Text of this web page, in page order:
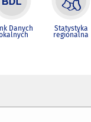
Danych Statystyka
regionalna